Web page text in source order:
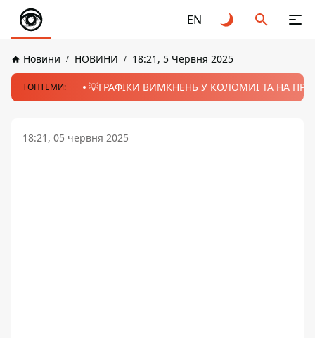
EN
Новини НОВИНИ 18:21, 5 Червня 2025
ТОПТЕМИ: 💡ГРАФІКИ ВИМКНЕНЬ У КОЛОМИЇ ТА НА
18:21, 05 червня 2025